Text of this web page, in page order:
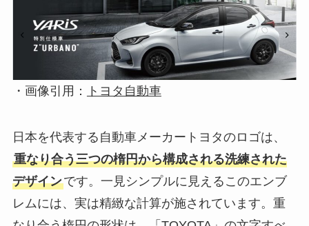
・画像引用： トヨタ自動車
日本を代表する自動車メーカートヨタのロゴは、
重なり合う三つの楕円から構成される洗練された
デザインです。一見シンプルに見えるこのエンブ
レムには、実は精緻な計算が施されています。重